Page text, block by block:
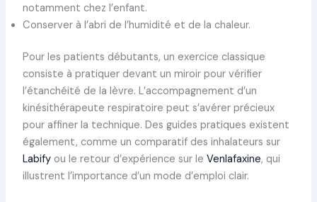
notamment chez l’enfant.
Conserver à l’abri de l’humidité et de la chaleur.
Pour les patients débutants, un exercice classique
consiste à pratiquer devant un miroir pour vérifier
l’étanchéité de la lèvre. L’accompagnement d’un
kinésithérapeute respiratoire peut s’avérer précieux
pour affiner la technique. Des guides pratiques existent
également, comme un comparatif des inhalateurs sur
Labifyou le retour d’expérience sur le Venlafaxine, qui
illustrent l’importance d’un mode d’emploi clair.